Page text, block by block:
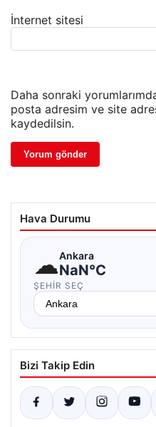
İnternet sitesi
Daha sonraki
posta adresim ve site
kaydedilsin.
Hava Durumu
☁Ankara
NaN°C
ŞEHIR SEÇ
Bizi Takip Edin